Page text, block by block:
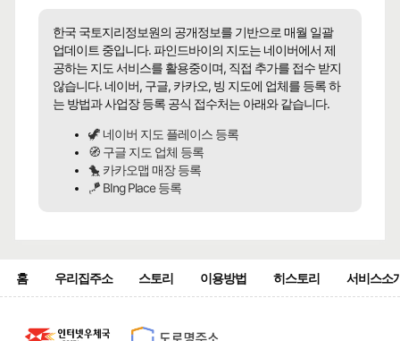
한국 국토지리정보원의 공개정보를 기반으로 매월 일괄
업데이트 중입니다. 파인드바이의 지도는 네이버에서 제
공하는 지도 서비스를 활용중이며, 직접 추가를 접수 받지
않습니다. 네이버, 구글, 카카오, 빙 지도에 업체를 등록 하
는 방법과 사업장 등록 공식 접수처는 아래와 같습니다.
🦖 네이버 지도 플레이스 등록
🧭 구글 지도 업체 등록
🐤 카카오맵 매장 등록
🪁 BIng Place 등록
홈 우리집주소 스토리 이용방법 히스토리 서비스소